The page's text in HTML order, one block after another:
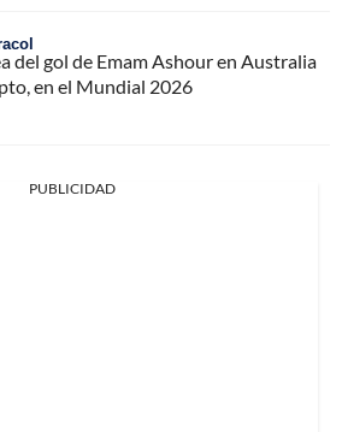
del gol de Emam Ashour en Australia
en el Mundial 2026
PUBLICIDAD